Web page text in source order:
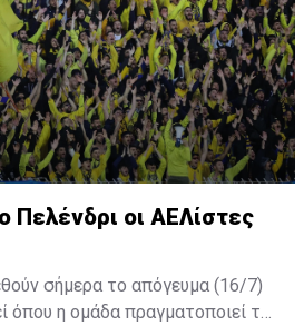
fast.🇸🇦
July 15, 2023
Πελένδρι οι ΑΕΛίστες
σήμερα το απόγευμα (16/7)
όπου η ομάδα πραγματοποιεί το